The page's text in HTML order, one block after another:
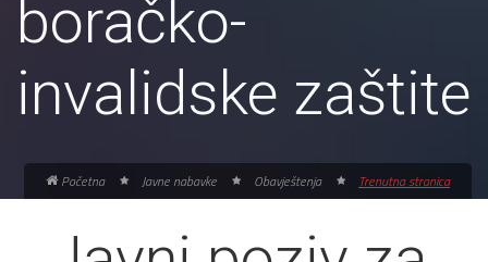
boračko-
invalidske zaštite
Početna Javne nabavke Obavještenja Trenutna stranica